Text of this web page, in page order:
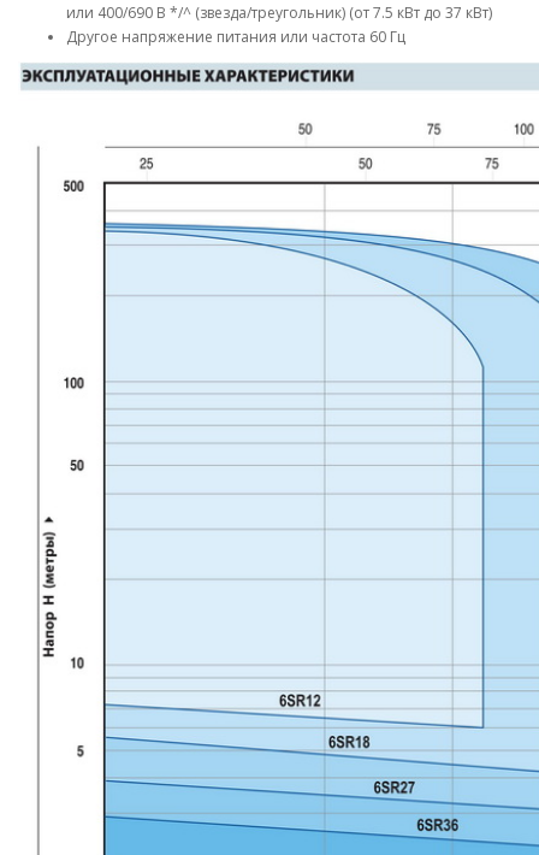
или 400/690 В */^ (звезда/треугольник) (от 7.5 кВт до 37 кВт)
Другое напряжение питания или частота 60 Гц